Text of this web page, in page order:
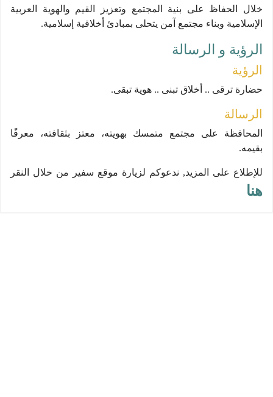
خلال الحفاظ على بنية المجتمع وتعزيز القيم والهوية العربية
الإسلامية وبناء مجتمع آمن يتحلى بمبادئ أخلاقية إسلامية.
الرؤية و الرسالة
الرؤية
حضارة ترقى .. أخلاق تبنى .. هوية تبقى.
الرسالة
المحافظة على مجتمع متمسك بهويته، معتز بثقافته، معرفًا
بقيمه.
للإطلاع على المزيد, ندعوكم لزيارة موقع سفير من خلال النقر
هنا